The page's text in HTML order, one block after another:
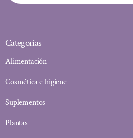
Categorías
Alimentación
Cosmética e higiene
Suplementos
Plantas